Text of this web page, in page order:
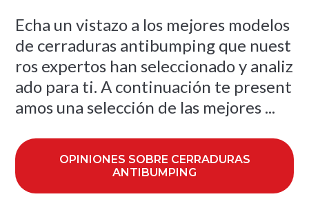
Echa un vistazo a los mejores modelos
de cerraduras antibumping que nuest
ros expertos han seleccionado y analiz
ado para ti. A continuación te present
amos una selección de las mejores ...
OPINIONES SOBRE CERRADURAS
ANTIBUMPING